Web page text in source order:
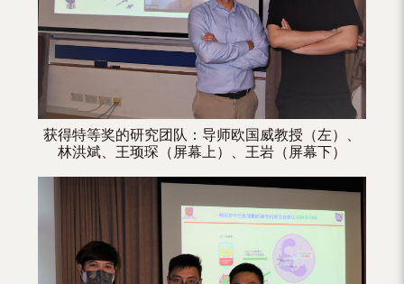
区）
获得特等奖的研究团队：导师欧国威教授（左）、
林洪斌、王顼琛（屏幕上）、王岩（屏幕下）